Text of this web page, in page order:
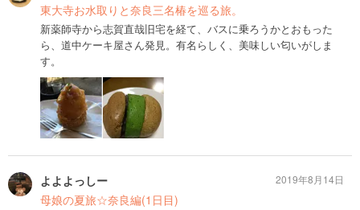
東大寺お水取りと奈良三名椿を巡る旅。
新薬師寺から志賀直哉旧宅を経て、バスに乗ろうかとおもった
ら、道中ケーキ屋さん発見。有名らしく、美味しい匂いがしま
す。
よよよっしー
母娘の夏旅☆奈良編(1日目)
2019年8月14日